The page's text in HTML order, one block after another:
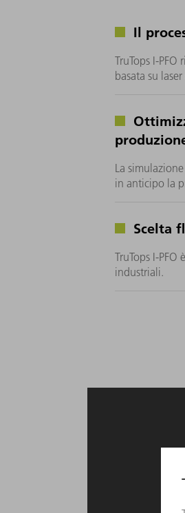
Il
TruTops I-
basata su
La
in anticipo la
Scelta
TruTops I-
industriali.